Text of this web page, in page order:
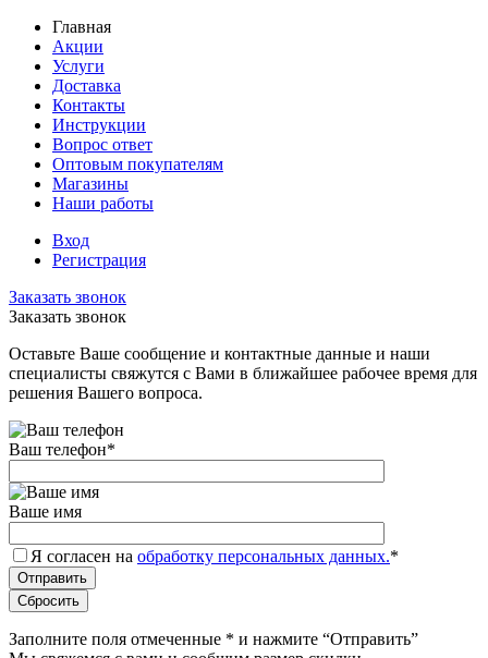
Главная
Акции
Услуги
Доставка
Контакты
Инструкции
Вопрос ответ
Оптовым покупателям
Магазины
Наши работы
Вход
Регистрация
Заказать звонок
Заказать звонок
Оставьте Ваше сообщение и контактные данные и наши
специалисты свяжутся с Вами в ближайшее рабочее время для
решения Вашего вопроса.
Ваш телефон*
Ваше имя
Я согласен на обработку персональных данных.*
Заполните поля отмеченные * и нажмите “Отправить”